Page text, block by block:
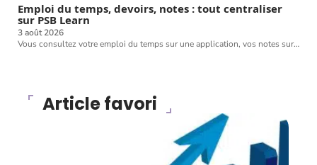
Emploi du temps, devoirs, notes : tout centraliser
sur PSB Learn
3 août 2026
Vous consultez votre emploi du temps sur une application, vos notes sur…
Article favori